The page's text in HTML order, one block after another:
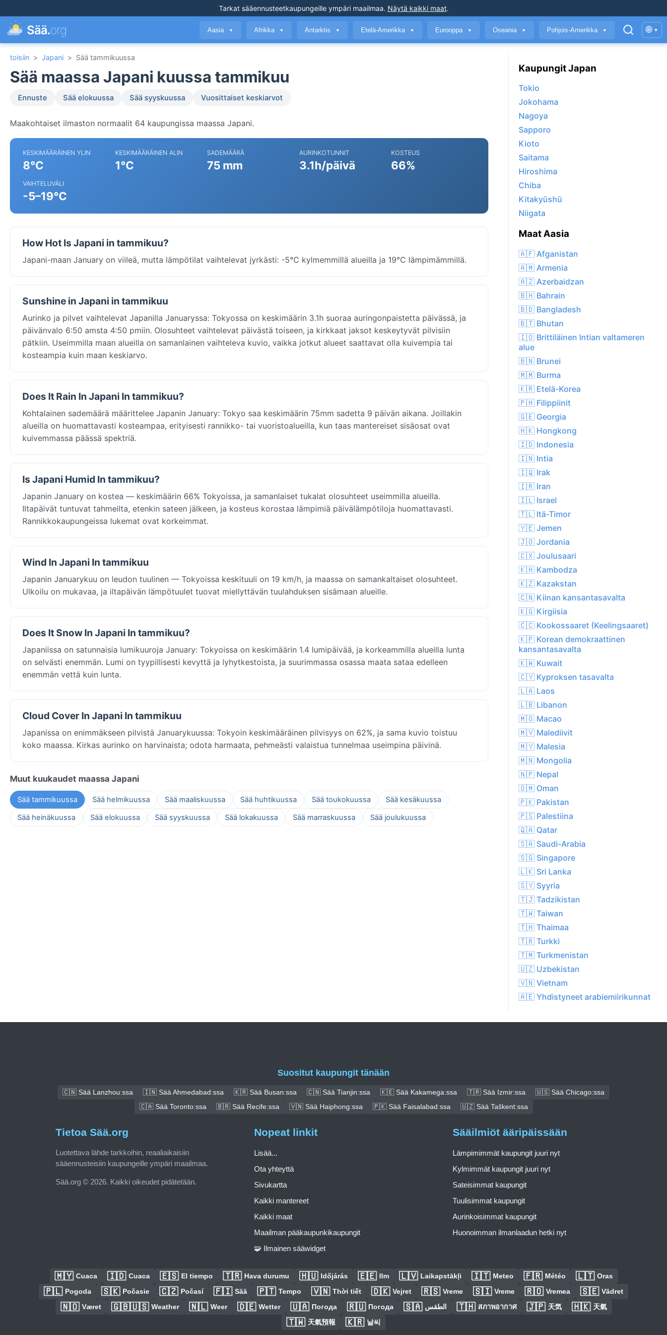
Tarkat sääennusteetkaupungeille ympäri maailmaa. Näytä kaikki maat.
Sää.org Aasia ▼ Afrikka ▼ Antarktis ▼ Etelä-Amerikka ▼ Eurooppa ▼ Oseania ▼ Pohjois-Amerikka ▼ 🌐 ▾
toisiin > Japani > Sää tammikuussa
Sää maassa Japani kuussa tammikuu
Ennuste Sää elokuussa Sää syyskuussa Vuosittaiset keskiarvot
Maakohtaiset ilmaston normaalit 64 kaupungissa maassa Japani.
KESKIMÄÄRÄINEN YLIN
8°C
KESKIMÄÄRÄINEN ALIN
1°C
SADEMÄÄRÄ
75 mm
AURINKOTUNNIT
3.1h/päivä
KOSTEUS
66%
VAIHTELUVÄLI
-5–19°C
How Hot Is Japani in tammikuu?
Japani-maan January on viileä, mutta lämpötilat vaihtelevat jyrkästi: -5°C kylmemmillä alueilla ja 19°C lämpimämmillä.
Sunshine in Japani in tammikuu
Aurinko ja pilvet vaihtelevat Japanilla Januaryssa: Tokyossa on keskimäärin 3.1h suoraa auringonpaistetta päivässä, ja
päivänvalo 6:50 amsta 4:50 pmiin. Olosuhteet vaihtelevat päivästä toiseen, ja kirkkaat jaksot keskeytyvät pilvisiin
pätkiin. Useimmilla maan alueilla on samanlainen vaihteleva kuvio, vaikka jotkut alueet saattavat olla kuivempia tai
kosteampia kuin maan keskiarvo.
Does It Rain In Japani In tammikuu?
Kohtalainen sademäärä määrittelee Japanin January: Tokyo saa keskimäärin 75mm sadetta 9 päivän aikana. Joillakin
alueilla on huomattavasti kosteampaa, erityisesti rannikko- tai vuoristoalueilla, kun taas mantereiset sisäosat ovat
kuivemmassa päässä spektriä.
Is Japani Humid In tammikuu?
Japanin January on kostea — keskimäärin 66% Tokyoissa, ja samanlaiset tukalat olosuhteet useimmilla alueilla.
Iltapäivät tuntuvat tahmeilta, etenkin sateen jälkeen, ja kosteus korostaa lämpimiä päivälämpötiloja huomattavasti.
Rannikkokaupungeissa lukemat ovat korkeimmat.
Wind In Japani In tammikuu
Japanin Januarykuu on leudon tuulinen — Tokyoissa keskituuli on 19 km/h, ja maassa on samankaltaiset olosuhteet.
Ulkoilu on mukavaa, ja iltapäivän lämpötuulet tuovat miellyttävän tuulahduksen sisämaan alueille.
Does It Snow In Japani In tammikuu?
Japaniissa on satunnaisia lumikuuroja January: Tokyoissa on keskimäärin 1.4 lumipäivää, ja korkeammilla alueilla lunta
on selvästi enemmän. Lumi on tyypillisesti kevyttä ja lyhytkestoista, ja suurimmassa osassa maata sataa edelleen
enemmän vettä kuin lunta.
Cloud Cover In Japani In tammikuu
Japanissa on enimmäkseen pilvistä Januarykuussa: Tokyoin keskimääräinen pilvisyys on 62%, ja sama kuvio toistuu
koko maassa. Kirkas aurinko on harvinaista; odota harmaata, pehmeästi valaistua tunnelmaa useimpina päivinä.
Muut kuukaudet maassa Japani
Sää tammikuussa Sää helmikuussa Sää maaliskuussa Sää huhtikuussa Sää toukokuussa
Sää kesäkuussa
Sää heinäkuussa
Sää elokuussa Sää syyskuussa Sää lokakuussa Sää marraskuussa Sää joulukuussa
Kaupungit Japan
Tokio
Jokohama
Nagoya
Sapporo
Kioto
Saitama
Hiroshima
Chiba
Kitakyūshū
Niigata
Maat Aasia
🇦🇫 Afganistan
🇦🇲 Armenia
🇦🇿 Azerbaidzan
🇧🇭 Bahrain
🇧🇩 Bangladesh
🇧🇹 Bhutan
🇮🇴 Brittiläinen Intian valtameren
alue
🇧🇳 Brunei
🇲🇲 Burma
🇰🇷 Etelä-Korea
🇵🇭 Filippiinit
🇬🇪 Georgia
🇭🇰 Hongkong
🇮🇩 Indonesia
🇮🇳 Intia
🇮🇶 Irak
🇮🇷 Iran
🇮🇱 Israel
🇹🇱 Itä-Timor
🇾🇪 Jemen
🇯🇴 Jordania
🇨🇽 Joulusaari
🇰🇭 Kambodza
🇰🇿 Kazakstan
🇨🇳 Kiinan kansantasavalta
🇰🇬 Kirgiisia
🇨🇨 Kookossaaret (Keelingsaaret)
🇰🇵 Korean demokraattinen
kansantasavalta
🇰🇼 Kuwait
🇨🇾 Kyproksen tasavalta
🇱🇦 Laos
🇱🇧 Libanon
🇲🇴 Macao
🇲🇻 Malediivit
🇲🇾 Malesia
🇲🇳 Mongolia
🇳🇵 Nepal
🇴🇲 Oman
🇵🇰 Pakistan
🇵🇸 Palestiina
🇶🇦 Qatar
🇸🇦 Saudi-Arabia
🇸🇬 Singapore
🇱🇰 Sri Lanka
🇸🇾 Syyria
🇹🇯 Tadzikistan
🇹🇼 Taiwan
🇹🇭 Thaimaa
🇹🇷 Turkki
🇹🇲 Turkmenistan
🇺🇿 Uzbekistan
🇻🇳 Vietnam
🇦🇪 Yhdistyneet arabiemiirikunnat
Suositut kaupungit tänään
🇨🇳 Sää Lanzhou:ssa 🇮🇳 Sää Ahmedabad:ssa 🇰🇷 Sää Busan:ssa 🇨🇳 Sää Tianjin:ssa 🇰🇪 Sää Kakamega:ssa 🇹🇷 Sää Izmir:ssa
🇺🇸 Sää Chicago:ssa
🇨🇦 Sää Toronto:ssa
🇧🇷 Sää Recife:ssa 🇻🇳 Sää Haiphong:ssa 🇵🇰 Sää Faisalabad:ssa 🇺🇿 Sää Taškent:ssa
Tietoa Sää.org
Luotettava lähde tarkkoihin, reaaliaikaisiin
sääennusteisiin kaupungeille ympäri maailmaa.
Sää.org © 2026. Kaikki oikeudet pidätetään.
Nopeat linkit
Lisää...
Ota yhteyttä
Sivukartta
Kaikki mantereet
Kaikki maat
Maailman pääkaupunkikaupungit
🧩 Ilmainen sääwidget
Sääilmiöt ääripäissään
Lämpimimmät kaupungit juuri nyt
Kylmimmät kaupungit juuri nyt
Sateisimmat kaupungit
Tuulisimmat kaupungit
Aurinkoisimmat kaupungit
Huonoimman ilmanlaadun hetki nyt
🇲🇾 Cuaca 🇮🇩 Cuaca 🇪🇸 El tiempo 🇹🇷 Hava durumu 🇭🇺 Időjárás 🇪🇪 Ilm 🇱🇻 Laikapstākļi 🇮🇹 Meteo 🇫🇷 Météo 🇱🇹 Oras
🇵🇱 Pogoda 🇸🇰 Počasie 🇨🇿 Počasí 🇫🇮 Sää 🇵🇹 Tempo 🇻🇳 Thời tiết 🇩🇰 Vejret 🇷🇸 Vreme 🇸🇮 Vreme 🇷🇴 Vremea 🇸🇪 Vädret
🇳🇴 Været 🇬🇧🇺🇸 Weather 🇳🇱 Weer 🇩🇪 Wetter 🇺🇦 Погода 🇷🇺 Погода 🇸🇦 الطقس 🇹🇭 สภาพอากาศ 🇯🇵 天気 🇭🇰 天氣
🇹🇼 天氣預報 🇰🇷 날씨